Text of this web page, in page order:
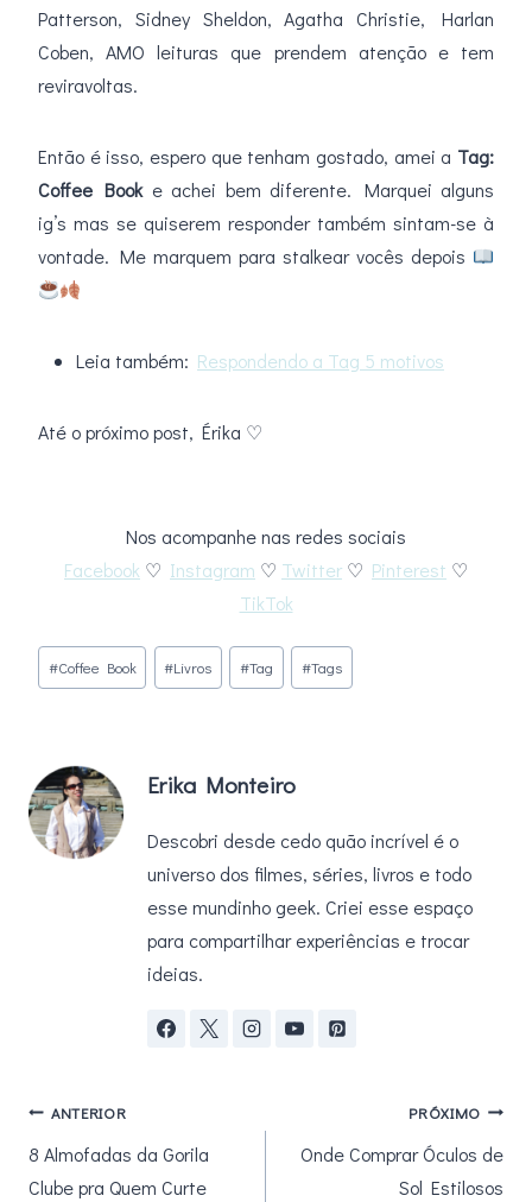
Patterson, Sidney Sheldon, Agatha Christie, Harlan
Coben, AMO leituras que prendem atenção e tem
reviravoltas.
Então é isso, espero que tenham gostado, amei a Tag:
Coffee Booke achei bem diferente. Marquei alguns
ig’s mas se quiserem responder também sintam-se à
vontade. Me marquem para stalkear vocês depois
Leia também: Respondendo a Tag 5 motivos
Até o próximo post, Érika ♡
Nos acompanhe nas redes sociais
Facebook ♡ Instagram ♡ Twitter ♡ Pinterest ♡
TikTok
Tags
do
#Coffee Book #Livros #Tag #Tags
Erika Monteiro
Descobri desde cedo quão incrível é o
universo dos filmes, séries, livros e todo
esse mundinho geek. Criei esse espaço
para compartilhar experiências e trocar
ideias.
Navegação
de
ANTERIOR
8 Almofadas da Gorila
Clube pra Quem Curte
PRÓXIMO
Onde Comprar Óculos de
Sol Estilosos